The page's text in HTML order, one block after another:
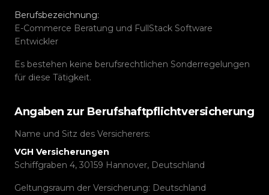
Berufsbezeichnung:
E-Commerce Beratung und FullStack Software
Entwickler
Es bestehen keine berufsrechtlichen Sonderregelungen
für diese Tätigkeit.
Angaben zur Berufs­haftpflicht­versicherung
Name und Sitz des Versicherers:
VGH Versicherungen
Schiffgraben 4, 30159 Hannover, Deutschland
Geltungsraum der Versicherung: Deutschland